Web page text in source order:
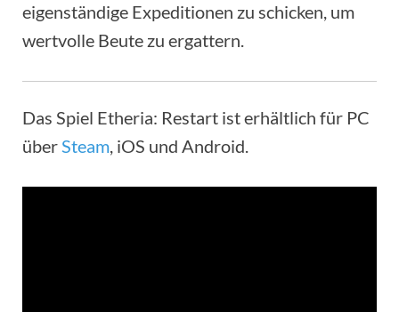
eigenständige Expeditionen zu schicken, um
wertvolle Beute zu ergattern.
Das Spiel Etheria: Restart ist erhältlich für PC
überSteam, iOS und Android.